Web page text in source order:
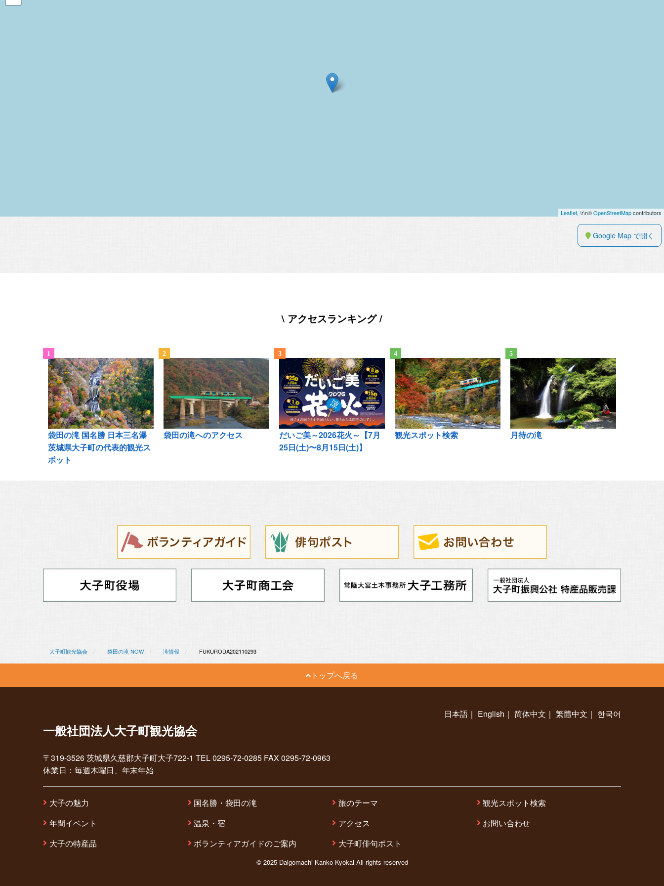
Leaflet, \r\n©OpenStreetMapcontributors
Google Map で開く
\ アクセスランキング /
袋田の滝 国名勝 日本三名瀑
茨城県大子町の代表的観光ス
ポット
袋田の滝へのアクセス
だいご美～2026花火～【7月
25日(土)〜8月15日(土)】
観光スポット検索 月待の滝
大子町観光協会 袋田の滝 NOW 滝情報 FUKURODA202110293
トップへ戻る
日本語 ｜ English ｜ 简体中文 ｜ 繁體中文 ｜ 한국어
一般社団法人大子町観光協会
〒319-3526 茨城県久慈郡大子町大子722-1 TEL 0295-72-0285 FAX 0295-72-0963
休業日：毎週木曜日、年末年始
大子の魅力 国名勝・袋田の滝 旅のテーマ
観光スポット検索
年間イベント
温泉・宿 アクセス
お問い合わせ
大子の特産品
ボランティアガイドのご案内 大子町俳句ポスト
© 2025 Daigomachi Kanko Kyokai All rights reserved